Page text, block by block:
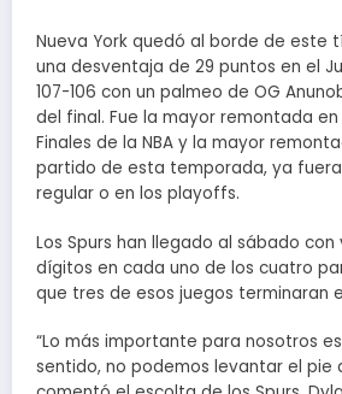
Nueva York quedó al borde de este
una desventaja de 29 puntos en el
107-106 con un palmeo de OG
del final. Fue la mayor remontada
Finales de la NBA y la mayor
partido de esta temporada, ya
regular o en los playoffs.
Los Spurs han llegado al sábado
dígitos en cada uno de los cuatro
que tres de esos juegos terminaran
“Lo más importante para nosotros
sentido, no podemos levantar el pie